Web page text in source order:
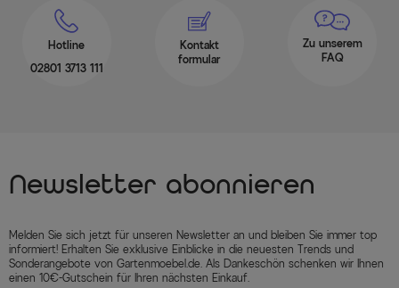
Hotline
02801 3713 111
Kontakt
formular
Zu unserem
FAQ
Newsletter abonnieren
Melden Sie sich jetzt für unseren Newsletter an und bleiben Sie immer top
informiert! Erhalten Sie exklusive Einblicke in die neuesten Trends und
Sonderangebote von Gartenmoebel.de. Als Dankeschön schenken wir Ihnen
einen 10€-Gutschein für Ihren nächsten Einkauf.